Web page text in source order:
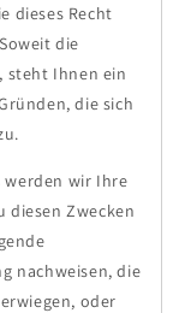
dieses Recht
die
steht Ihnen ein
die sich
werden wir Ihre
diesen Zwecken
nachweisen, die
oder